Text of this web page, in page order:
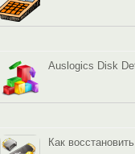
Auslogics Disk
Как